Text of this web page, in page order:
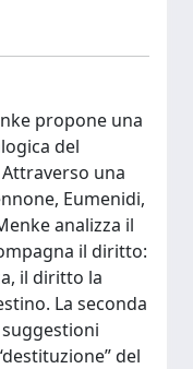
propone una
del
una
Eumenidi,
analizza il
il diritto:
il diritto la
La seconda
del